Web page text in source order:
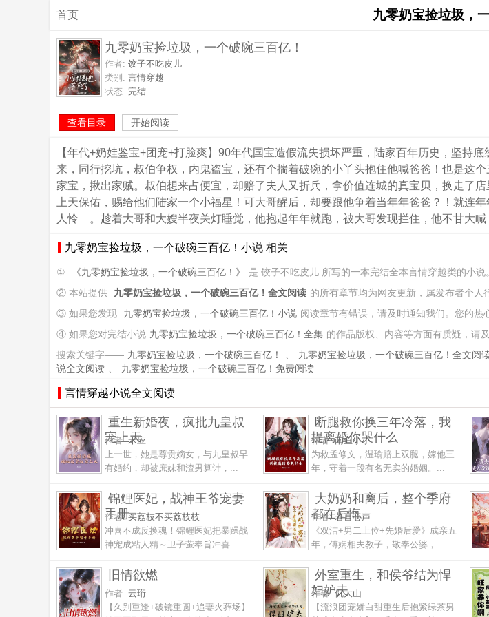
首页 九零奶宝捡垃圾，
九零奶宝捡垃圾，一个破碗三百亿！
作者: 饺子不吃皮儿
类别: 言情穿越
状态: 完结
查看目录 开始阅读
【年代+奶娃鉴宝+团宠+打脸爽】90年代国宝造假流失损坏严重，陆家百年历史，坚持
来，同行挖坑，叔伯争权，内鬼盗宝，还有个揣着破碗的小丫头抱住他喊爸爸！也是这
家宝，揪出家贼。叔伯想来占便宜，却赔了夫人又折兵，拿价值连城的真宝贝，换走了
上天保佑，赐给他们陆家一个小福星！可大哥醒后，却要跟他争着当年年爸爸？！就
人怜 。趁着大哥和大嫂半夜关灯睡觉，他抱起年年就跑，被大哥发现拦住，他不甘大
九零奶宝捡垃圾，一个破碗三百亿！小说 相关
① 《九零奶宝捡垃圾，一个破碗三百亿！》
是 饺子不吃皮儿 所写的一本完结全本言情穿越类的小说
② 本站提供
九零奶宝捡垃圾，一个破碗三百亿！全文阅读 的所有章节均为网友更新，属发布者个人
③ 如果您发现
九零奶宝捡垃圾，一个破碗三百亿！小说 阅读章节有错误，请及时通知我们。您的热
④ 如果您对完结小说 九零奶宝捡垃圾，一个破碗三百亿！全集 的作品版权、内容等方面有质疑，请
搜索关键字—— 九零奶宝捡垃圾，一个破碗三百亿！ 、 九零奶宝捡垃圾，一个破碗三百亿！全文阅
说全文阅读 、 九零奶宝捡垃圾，一个破碗三百亿！免费阅读
言情穿越小说全文阅读
重生新婚夜，疯批九皇叔
宠上天
作者:禾应
上一世，她是尊贵嫡女，与九皇叔早
有婚约，却被庶妹和渣男算计，...
断腿救你换三年冷落，我
提离婚你哭什么
作者:南鱼小小
为救孟修文，温瑜赔上双腿，嫁他三
年，守着一段有名无实的婚姻。...
锦鲤医妃，战神王爷宠妻
手册
作者:买荔枝不买荔枝枝
冲喜不成反换魂！锦鲤医妃把暴躁战
神宠成粘人精～卫子萤奉旨冲喜...
大奶奶和离后，整个季府
都在后悔
作者:若言心声
《双洁+男二上位+先婚后爱》成亲五
年，傅娴相夫教子，敬奉公婆，...
旧情欲燃
作者: 云珩
【久别重逢+破镜重圆+追妻火葬场】
外室重生，和侯爷结为悍
妇妒夫
作者:侃大山
【流浪团宠娇白甜重生后抱紧绿茶男